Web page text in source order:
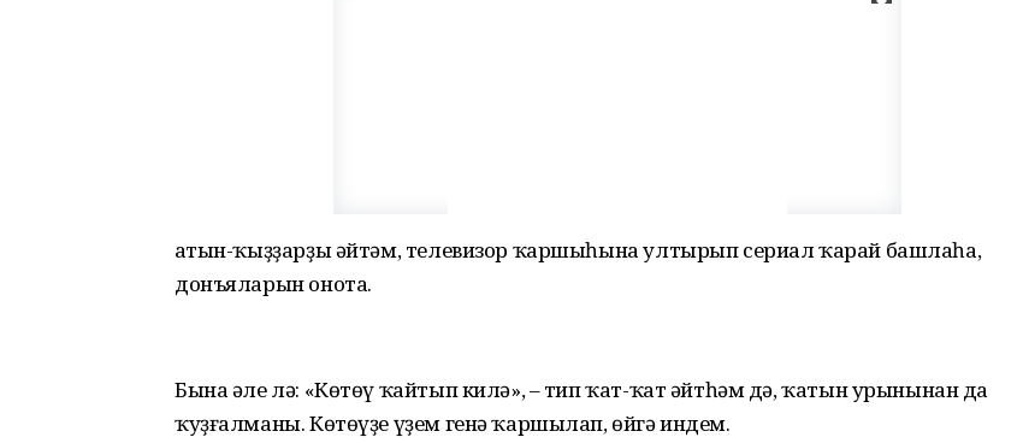
Ҡатын-ҡыҙҙарҙы әйтәм, телевизор ҡаршыһына ултырып сериал ҡарай башлаһа,
донъяларын онота.
Бына әле лә: «Көтөү ҡайтып килә», – тип ҡат-ҡат әйтһәм дә, ҡатын урынынан да
ҡуҙғалманы. Көтөүҙе үҙем генә ҡаршылап, өйгә индем.